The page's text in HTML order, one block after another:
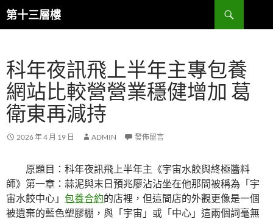
跳
至
內
第十三層樓
搜
尋
科年夜訊飛上半年主專包養
網站比較營營業穩健增加 葛
衛東再減持
2026 年 4 月 19 日 ADMIN 發佈留言
原題目：科年夜訊飛上半年主《宇宙水餃與終極醬料
師》第一章：蒜泥與末日預兆廖沾沾坐在他那間被稱為「宇
宙水餃中心」 包養合約的店裡，但這間店的外觀更像是一個
被遺棄的藍色塑膠棚，與「宇宙」或「中心」這兩個詞毫無